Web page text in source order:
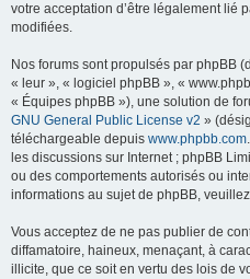
votre acceptation d’être légalement lié
modifiées.
Nos forums sont propulsés par phpBB
« leur », « logiciel phpBB », «
« Équipes phpBB »), une solution de
GNU General Public License v2 »
téléchargeable depuis www.phpbb.com
les discussions sur Internet ; phpBB
ou des comportements autorisés ou
informations au sujet de phpBB,
Vous acceptez de ne pas publier de
diffamatoire, haineux, menaçant, à
illicite, que ce soit en vertu des lois de